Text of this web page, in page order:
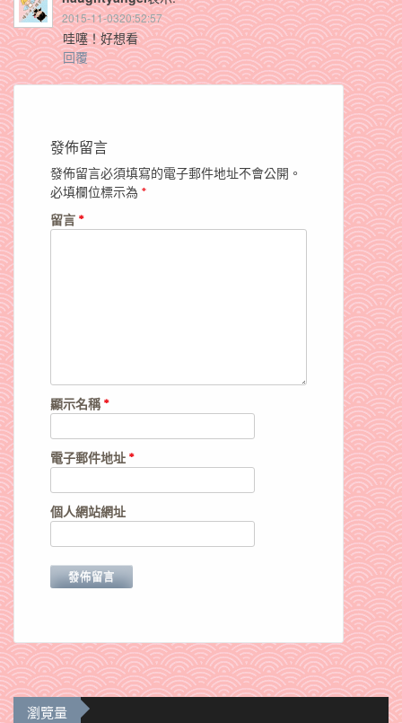
2015-11-0320:52:57
哇噻！好想看
回覆
發佈留言
發佈留言必須填寫的電子郵件地址不會公開。
必填欄位標示為 *
留言 *
顯示名稱*
電子郵件地址 *
個人網站網址
瀏覽量